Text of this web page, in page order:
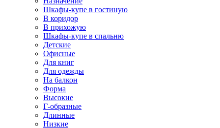
Шкафы-купе в гостиную
В коридор
В прихожую
Шкафы-купе в спальню
Детские
Офисные
Для книг
Для одежды
На балкон
Форма
Высокие
Г-образные
Длинные
Низкие